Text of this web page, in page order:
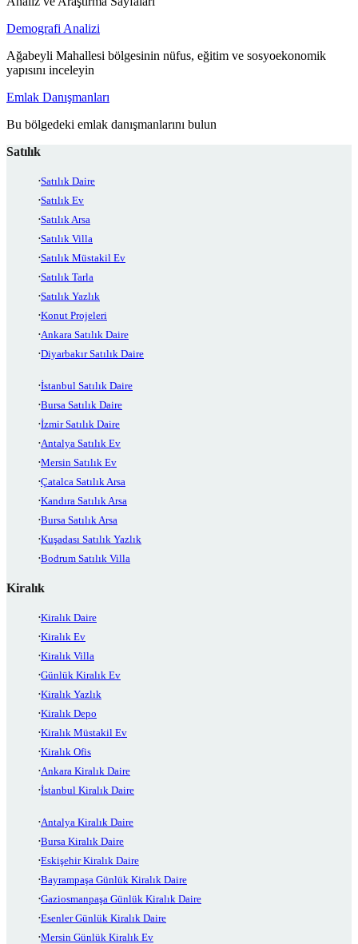
Demografi Analizi
Ağabeyli Mahallesi bölgesinin nüfus, eğitim ve sosyoekonomik
yapısını inceleyin
Emlak Danışmanları
Bu bölgedeki emlak danışmanlarını bulun
Satılık
Satılık Daire
Satılık Ev
Satılık Arsa
Satılık Villa
Satılık Müstakil Ev
Satılık Tarla
Satılık Yazlık
Konut Projeleri
Ankara Satılık Daire
Diyarbakır Satılık Daire
İstanbul Satılık Daire
Bursa Satılık Daire
İzmir Satılık Daire
Antalya Satılık Ev
Mersin Satılık Ev
Çatalca Satılık Arsa
Kandıra Satılık Arsa
Bursa Satılık Arsa
Kuşadası Satılık Yazlık
Bodrum Satılık Villa
Kiralık
Kiralık Daire
Kiralık Ev
Kiralık Villa
Günlük Kiralık Ev
Kiralık Yazlık
Kiralık Depo
Kiralık Müstakil Ev
Kiralık Ofis
Ankara Kiralık Daire
İstanbul Kiralık Daire
Antalya Kiralık Daire
Bursa Kiralık Daire
Eskişehir Kiralık Daire
Bayrampaşa Günlük Kiralık Daire
Gaziosmanpaşa Günlük Kiralık Daire
Esenler Günlük Kiralık Daire
Mersin Günlük Kiralık Ev